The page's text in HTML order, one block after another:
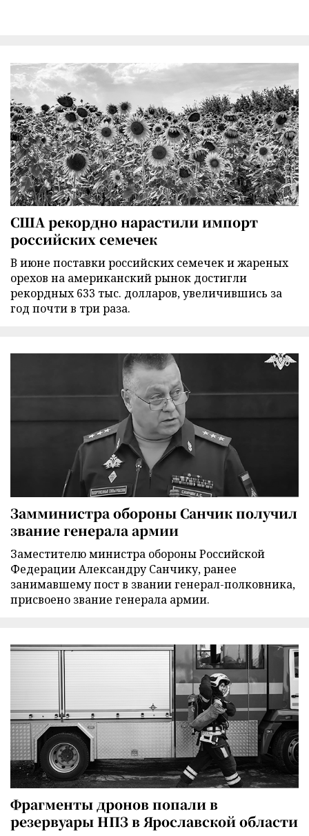
США рекордно нарастили импорт
российских семечек
В июне поставки российских семечек и жареных
орехов на американский рынок достигли
рекордных 633 тыс. долларов, увеличившись за
год почти в три раза.
Замминистра обороны Санчик получил
звание генерала армии
Заместителю министра обороны Российской
Федерации Александру Санчику, ранее
занимавшему пост в звании генерал-полковника,
присвоено звание генерала армии.
Фрагменты дронов попали в
резервуары НПЗ в Ярославской области